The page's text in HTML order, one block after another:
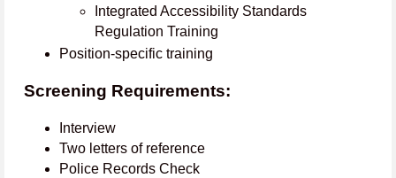
Integrated Accessibility Standards
Regulation Training
Position-specific training
Screening Requirements:
Interview
Two letters of reference
Police Records Check